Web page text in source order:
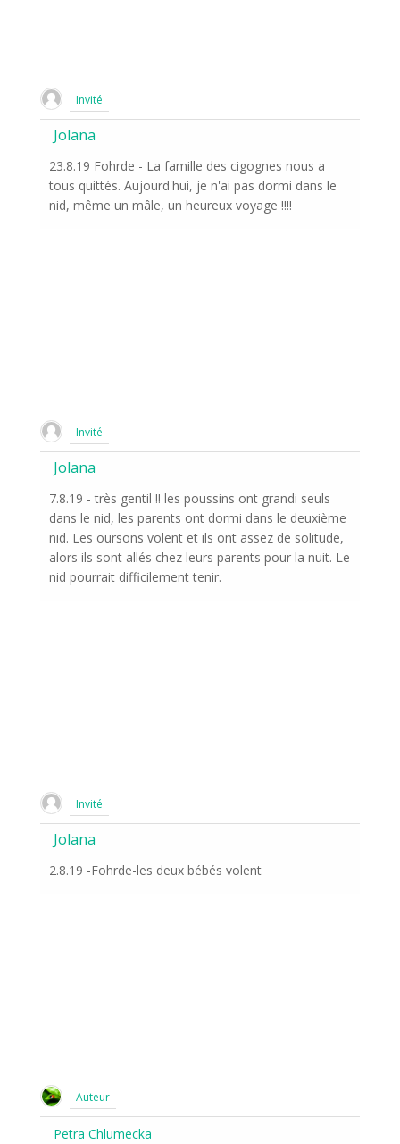
Invité
Jolana
23.8.19 Fohrde - La famille des cigognes nous a
tous quittés. Aujourd'hui, je n'ai pas dormi dans le
nid, même un mâle, un heureux voyage !!!!
Invité
Jolana
7.8.19 - très gentil !! les poussins ont grandi seuls
dans le nid, les parents ont dormi dans le deuxième
nid. Les oursons volent et ils ont assez de solitude,
alors ils sont allés chez leurs parents pour la nuit. Le
nid pourrait difficilement tenir.
Invité
Jolana
2.8.19 -Fohrde-les deux bébés volent
Auteur
Petra Chlumecka